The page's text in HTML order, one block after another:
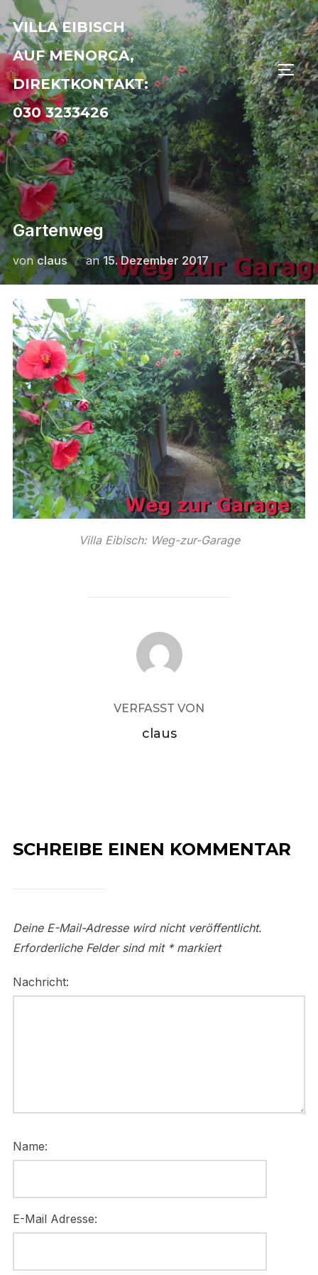
Inhalten
springen
VILLA EIBISCH
AUF MENORCA,
DIREKTKONTAKT:
030 3233426
Gartenweg
vonclaus anVeröffentlicht
am
15. Dezember 2017
Villa Eibisch: Weg-zur-Garage
BEITRAGSAUTOR
VERFASST VON
claus
SCHREIBE EINEN KOMMENTAR
Deine E-Mail-Adresse wird nicht veröffentlicht.
Erforderliche Felder sind mit *markiert
Nachricht:
Name:
E-Mail Adresse: